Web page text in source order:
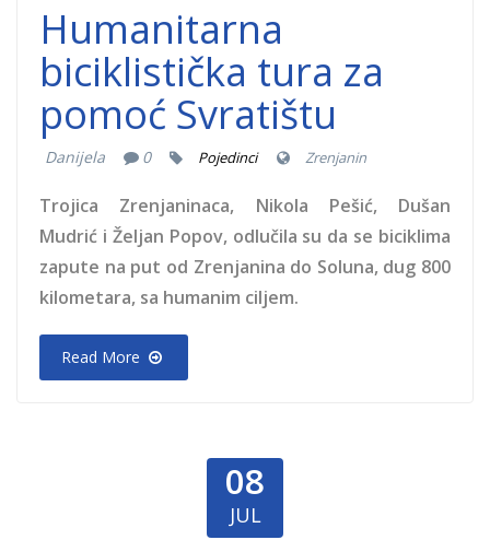
Humanitarna
biciklistička tura za
pomoć Svratištu
Danijela 0 Pojedinci Zrenjanin
Trojica Zrenjaninaca, Nikola Pešić, Dušan
Mudrić i Željan Popov, odlučila su da se biciklima
zapute na put od Zrenjanina do Soluna, dug 800
kilometara, sa humanim ciljem.
Read More
08
JUL